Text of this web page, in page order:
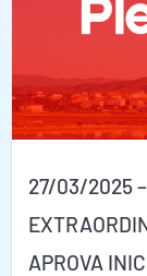
27/03/2025
APROVA